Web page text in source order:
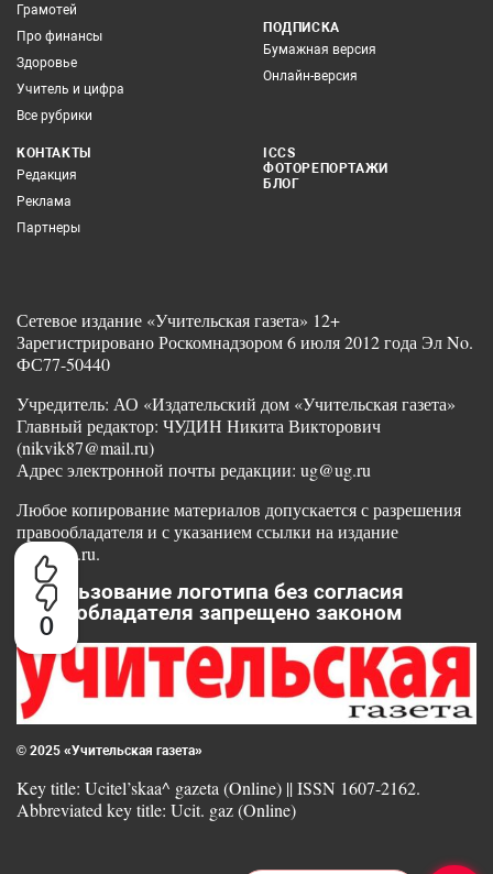
0
Грамотей
Про финансы
Здоровье
Учитель и цифра
Все рубрики
ПОДПИСКА
Бумажная версия
Онлайн-версия
КОНТАКТЫ
Редакция
Реклама
Партнеры
ICCS
ФОТОРЕПОРТАЖИ
БЛОГ
Сетевое издание «Учительская газета» 12+
Зарегистрировано Роскомнадзором 6 июля 2012 года Эл No.
ФС77-50440
Учредитель: АО «Издательский дом «Учительская газета»
Главный редактор: ЧУДИН Никита Викторович
(nikvik87@mail.ru)
Адрес электронной почты редакции: ug@ug.ru
Любое копирование материалов допускается с разрешения
правообладателя и с указанием ссылки на издание
www.ug.ru.
Использование логотипа без согласия
правообладателя запрещено законом
© 2025 «Учительская газета»
Key title: Ucitel’skaa^ gazeta (Online) || ISSN 1607-2162.
Abbreviated key title: Ucit. gaz (Online)